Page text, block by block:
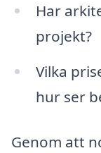
Har
projekt?
Vilka
hur ser
Genom att